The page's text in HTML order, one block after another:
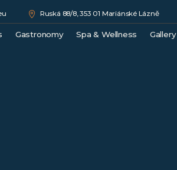
Ruská 88/8, 353 01 Mariánské Lázně
Gastronomy
Spa & Wellness
Gallery